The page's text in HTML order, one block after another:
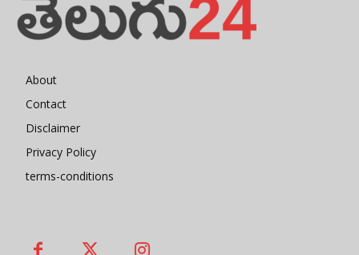
About
Contact
Disclaimer
Privacy Policy
terms-conditions